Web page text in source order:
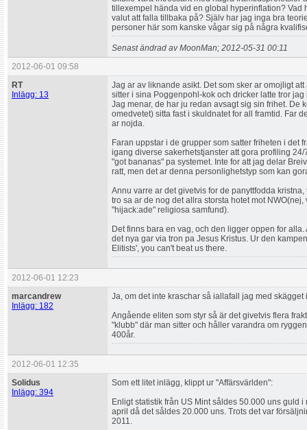
tillexempel hända vid en global hyperinflation? Vad
valut att falla tillbaka på? Själv har jag inga bra
personer här som kanske vågar sig på några
Senast ändrad av MoonMan; 2012-05-31 00:11
2012-06-01 09:58
RT
Inlägg: 13
Jag ar av liknande asikt. Det som sker ar omojligt
sitter i sina Poggenpohl-kok och dricker latte tror
Jag menar, de har ju redan avsagt sig sin frihet. De
omedvetet) sitta fast i skuldnatet for all framtid. Far
ar nojda.
Faran uppstar i de grupper som satter friheten i det
igang diverse sakerhetstjanster att gora profiling
"got bananas" pa systemet. Inte for att jag delar
ratt, men det ar denna personlighetstyp som kan
Annu varre ar det givetvis for de panyttfodda
tro sa ar de nog det allra storsta hotet mot
"hijack:ade" religiosa samfund).
Det finns bara en vag, och den ligger oppen for
det nya gar via tron pa Jesus Kristus. Ur den
Elitists', you can't beat us there.
2012-06-01 12:23
marcandrew
Inlägg: 182
Ja, om det inte kraschar så iallafall jag med skägget
Angående eliten som styr så är det givetvis flera
"klubb" där man sitter och håller varandra om
400år.
2012-06-01 12:35
Solidus
Inlägg: 394
Som ett litet inlägg, klippt ur "Affärsvärlden":
Enligt statistik från US Mint såldes 50.000 uns guld
april då det såldes 20.000 uns. Trots det var
2011.